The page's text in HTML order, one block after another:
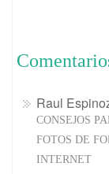
Raul
CONSEJOS
FOTOS DE
INTERNET